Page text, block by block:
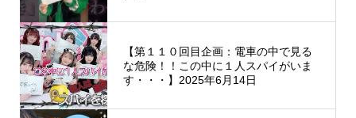
【第１１０回目企画：電車の中で見る
な危険！！この中に１人スパイがいま
す・・・】2025年6月14日